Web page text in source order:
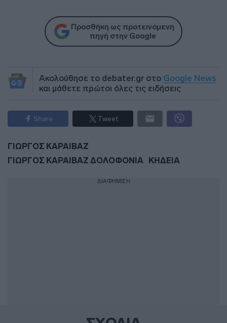
Προσθήκη ως προτεινόμενη
πηγή στην Google
Ακολούθησε το debater.gr στο Google News
και μάθετε πρώτοι όλες τις ειδήσεις
Share Tweet
ΓΙΩΡΓΟΣ ΚΑΡΑΙΒΑΖ
ΓΙΩΡΓΟΣ ΚΑΡΑΙΒΑΖ ΔΟΛΟΦΟΝΙΑ
ΚΗΔΕΙΑ
ΔΙΑΦΗΜΙΣΗ